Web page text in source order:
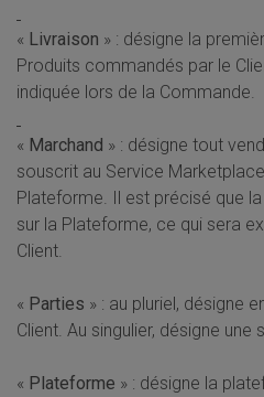
« Livraison » : désigne la
Produits commandés par le
indiquée lors de la Commande.
« Marchand » : désigne tout
souscrit au Service
Plateforme. Il est précisé que
sur la Plateforme, ce qui sera
Client.
« Parties » : au pluriel, désigne
Client. Au singulier, désigne une
« Plateforme » : désigne la